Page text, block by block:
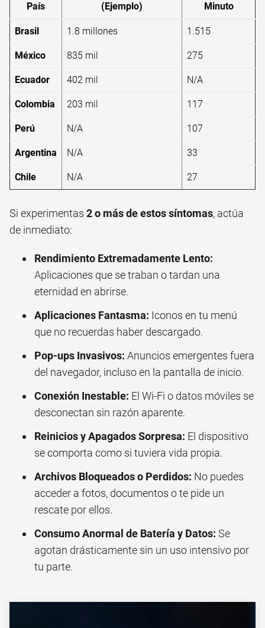
País
(Ejemplo)
Minuto
Brasil 1.8 millones 1.515
México 835 mil 275
Ecuador 402 mil N/A
Colombia 203 mil 117
Perú N/A 107
Argentina N/A 33
Chile N/A 27
Si experimentas 2 o más de estos síntomas, actúa
de inmediato:
Rendimiento Extremadamente Lento:
Aplicaciones que se traban o tardan una
eternidad en abrirse.
Aplicaciones Fantasma: Iconos en tu menú
que no recuerdas haber descargado.
Pop-ups Invasivos: Anuncios emergentes fuera
del navegador, incluso en la pantalla de inicio.
Conexión Inestable: El Wi-Fi o datos móviles se
desconectan sin razón aparente.
Reinicios y Apagados Sorpresa: El dispositivo
se comporta como si tuviera vida propia.
Archivos Bloqueados o Perdidos: No puedes
acceder a fotos, documentos o te pide un
rescate por ellos.
Consumo Anormal de Batería y Datos: Se
agotan drásticamente sin un uso intensivo por
tu parte.